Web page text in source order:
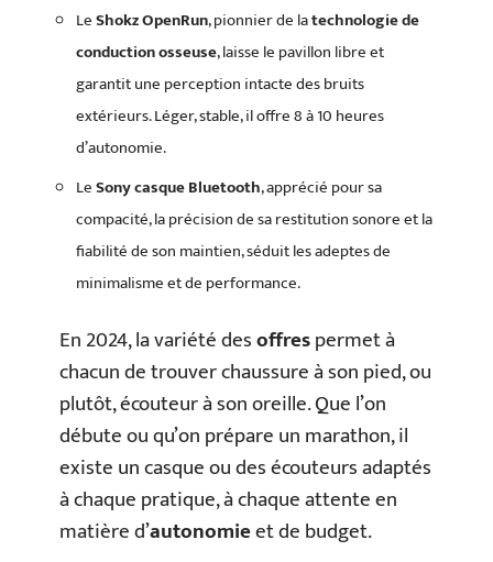
LeShokz OpenRun, pionnier de latechnologie de
conduction osseuse, laisse le pavillon libre et
garantit une perception intacte des bruits
extérieurs. Léger, stable, il offre 8 à 10 heures
d’autonomie.
LeSony casque Bluetooth, apprécié pour sa
compacité, la précision de sa restitution sonore et la
fiabilité de son maintien, séduit les adeptes de
minimalisme et de performance.
En 2024, la variété desoffrespermet à
chacun de trouver chaussure à son pied, ou
plutôt, écouteur à son oreille. Que l’on
débute ou qu’on prépare un marathon, il
existe un casque ou des écouteurs adaptés
à chaque pratique, à chaque attente en
matière d’autonomieet de budget.